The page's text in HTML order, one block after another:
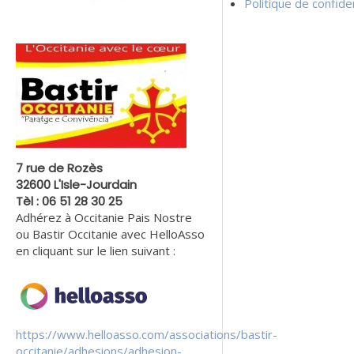
7 rue de Rozès
32600 L'Isle-Jourdain
Tèl : 06 51 28 30 25
Adhérez à Occitanie Pais Nostre
ou Bastir Occitanie avec HelloAsso
en cliquant sur le lien suivant :
https://www.helloasso.com/associations/bastir-
occitanie/adhesions/adhesion-
Politique de